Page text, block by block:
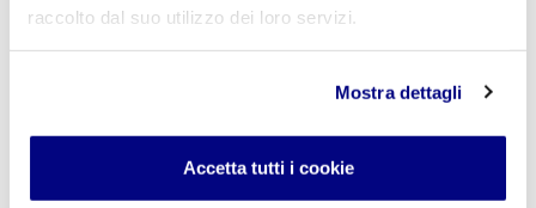
raccolto dal suo utilizzo dei loro servizi.
Mostra dettagli
Accetta tutti i cookie